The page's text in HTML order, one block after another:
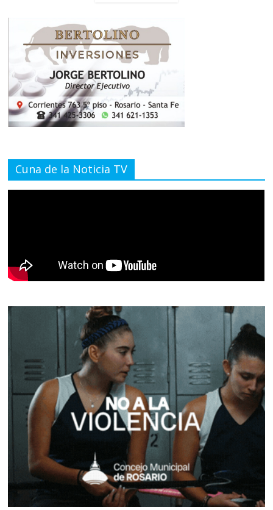
Cuna de la Noticia TV